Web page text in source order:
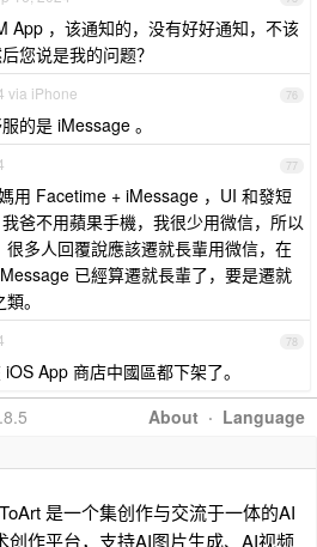
App ，该通知的，没有好好通知，不该
您说是我的问题？
76
via iPhone
的是 iMessage 。
77
用 Facetime + iMessage ，UI 和發短
爸不用蘋果手機，我很少用微信，所以
多人回覆說應該遷就長輩用微信，在
已經算遷就長輩了，要是遷就
。
78
App 商店中國區都下架了。
About · Language
是一个集创作与交流于一体的AI
创作平台，支持AI图片生成、AI视频